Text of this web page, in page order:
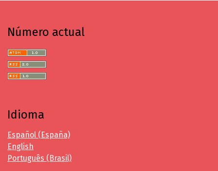
Número actual
Idioma
Español (España)
English
Português (Brasil)